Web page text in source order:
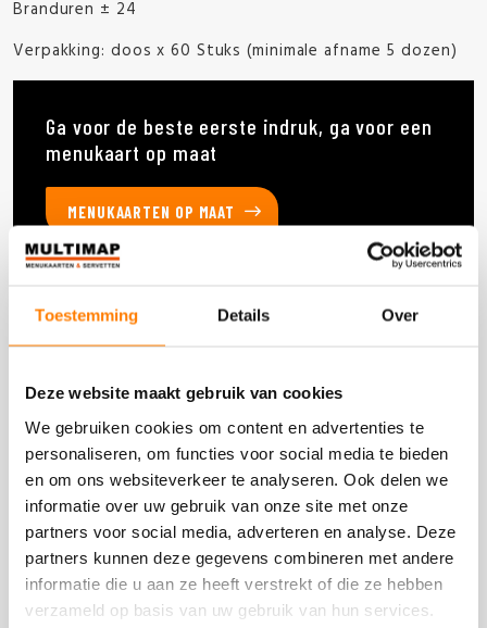
Toestemming Details Over
Deze website maakt gebruik van cookies
We gebruiken cookies om content en advertenties te
personaliseren, om functies voor social media te bieden
en om ons websiteverkeer te analyseren. Ook delen we
informatie over uw gebruik van onze site met onze
partners voor social media, adverteren en analyse. Deze
partners kunnen deze gegevens combineren met andere
informatie die u aan ze heeft verstrekt of die ze hebben
verzameld op basis van uw gebruik van hun services.
Branduren ± 24
Verpakking: doos x 60 Stuks (minimale afname 5 dozen)
Ga voor de beste eerste indruk, ga voor een
menukaart op maat
MENUKAARTEN OP MAAT
Deze producten heb je eerder bekeken
DOOS 60 STUKS